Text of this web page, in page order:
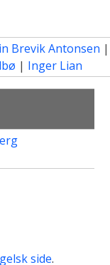
Brevik Antonsen |
| Inger Lian
side.